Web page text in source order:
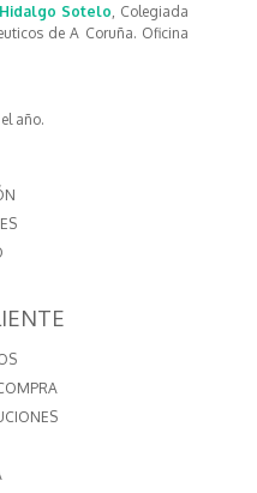
Sotelo, Colegiada
de A Coruña. Oficina
año.